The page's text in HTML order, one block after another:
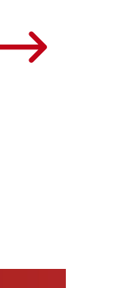
Apartamento
dormitório(s) . 2
Caxias do Sul